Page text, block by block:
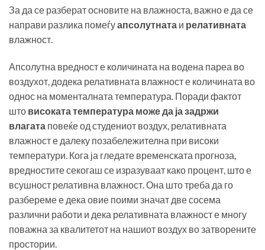
За да се разберат основите на влажноста, важно е да се
направи разлика помеѓуапсолутната и релативната
влажност.
Апсолутна вредност е количината на водена пареа во
воздухот, додека релативната влажност е количината во
однос на моменталната температура. Поради фактот
што високата температура може да ја задржи
влагата повеќе од студениот воздух, релативната
влажност е далеку позабележителна при високи
температури. Кога ја гледате временската прогноза,
вредностите секогаш се изразуваат како процент, што е
всушност релативна влажност. Она што треба да го
разбереме е дека овие поими значат две сосема
различни работи и дека релативната влажност е многу
поважна за квалитетот на нашиот воздух во затворените
простории.